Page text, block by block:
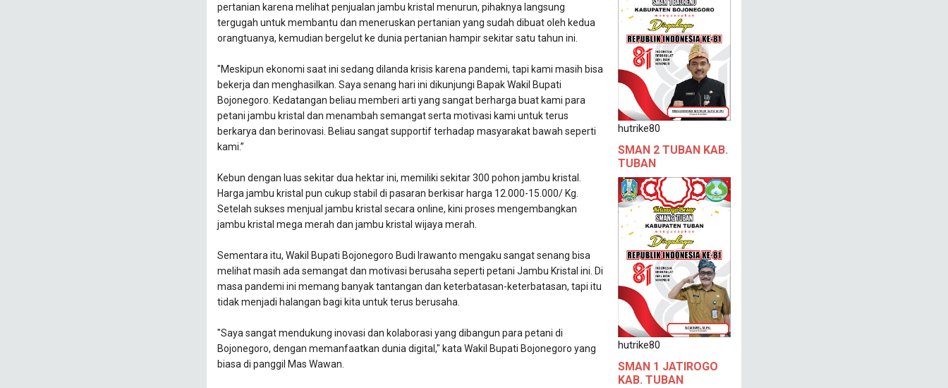
pertanian karena melihat penjualan jambu kristal menurun, pihaknya langsung
tergugah untuk membantu dan meneruskan pertanian yang sudah dibuat oleh kedua
orangtuanya, kemudian bergelut ke dunia pertanian hampir sekitar satu tahun ini.
"Meskipun ekonomi saat ini sedang dilanda krisis karena pandemi, tapi kami masih bisa
bekerja dan menghasilkan. Saya senang hari ini dikunjungi Bapak Wakil Bupati
Bojonegoro. Kedatangan beliau memberi arti yang sangat berharga buat kami para
petani jambu kristal dan menambah semangat serta motivasi kami untuk terus
berkarya dan berinovasi. Beliau sangat supportif terhadap masyarakat bawah seperti
kami.”
Kebun dengan luas sekitar dua hektar ini, memiliki sekitar 300 pohon jambu kristal.
Harga jambu kristal pun cukup stabil di pasaran berkisar harga 12.000-15.000/ Kg.
Setelah sukses menjual jambu kristal secara online, kini proses mengembangkan
jambu kristal mega merah dan jambu kristal wijaya merah.
Sementara itu, Wakil Bupati Bojonegoro Budi Irawanto mengaku sangat senang bisa
melihat masih ada semangat dan motivasi berusaha seperti petani Jambu Kristal ini. Di
masa pandemi ini memang banyak tantangan dan keterbatasan-keterbatasan, tapi itu
tidak menjadi halangan bagi kita untuk terus berusaha.
"Saya sangat mendukung inovasi dan kolaborasi yang dibangun para petani di
Bojonegoro, dengan memanfaatkan dunia digital," kata Wakil Bupati Bojonegoro yang
biasa di panggil Mas Wawan.
hutrike80
SMAN 2 TUBAN KAB.
TUBAN
hutrike80
SMAN 1 JATIROGO
KAB. TUBAN